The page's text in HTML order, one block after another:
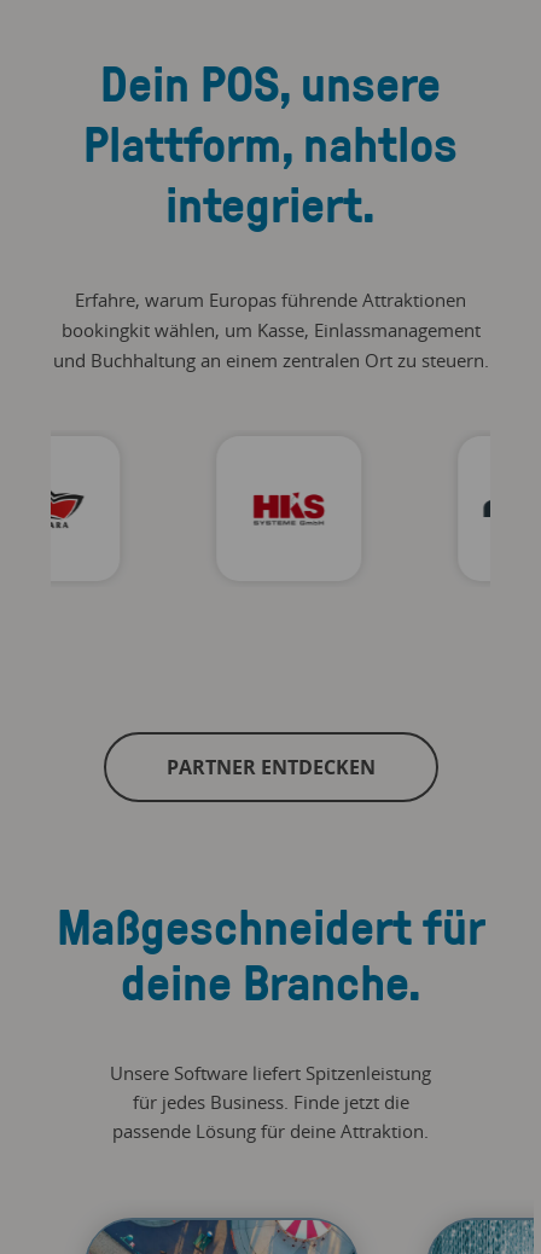
Dein POS, unsere
Plattform, nahtlos
integriert.
Erfahre, warum Europas führende Attraktionen
bookingkit wählen, um Kasse, Einlassmanagement
und Buchhaltung an einem zentralen Ort zu steuern.
PARTNER ENTDECKEN
Maßgeschneidert für
deine Branche.
Unsere Software liefert Spitzenleistung
für jedes Business. Finde jetzt die
passende Lösung für deine Attraktion.